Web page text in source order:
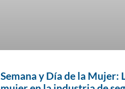
Semana y Día de la Mujer: